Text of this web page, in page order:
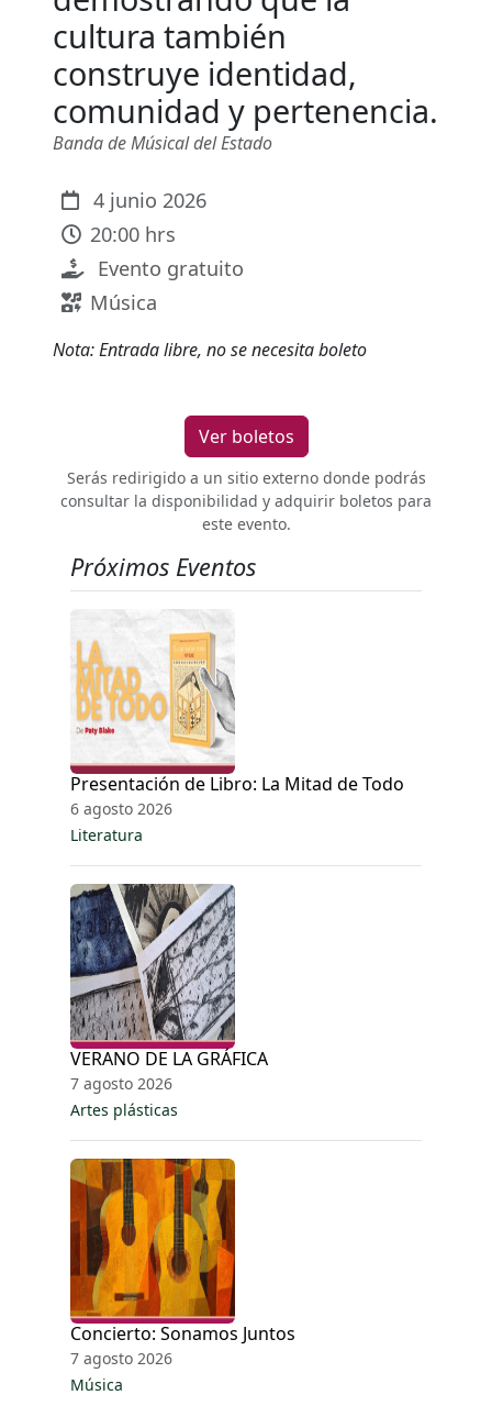
cultura también
construye identidad,
comunidad y pertenencia.
Banda de Músical del Estado
4 junio 2026
20:00 hrs
Evento gratuito
Música
Nota: Entrada libre, no se necesita boleto
Ver boletos
Serás redirigido a un sitio externo donde podrás
consultar la disponibilidad y adquirir boletos para
este evento.
Próximos Eventos
Presentación de Libro: La Mitad de Todo
6 agosto 2026
Literatura
VERANO DE LA GRÁFICA
7 agosto 2026
Artes plásticas
Concierto: Sonamos Juntos
7 agosto 2026
Música